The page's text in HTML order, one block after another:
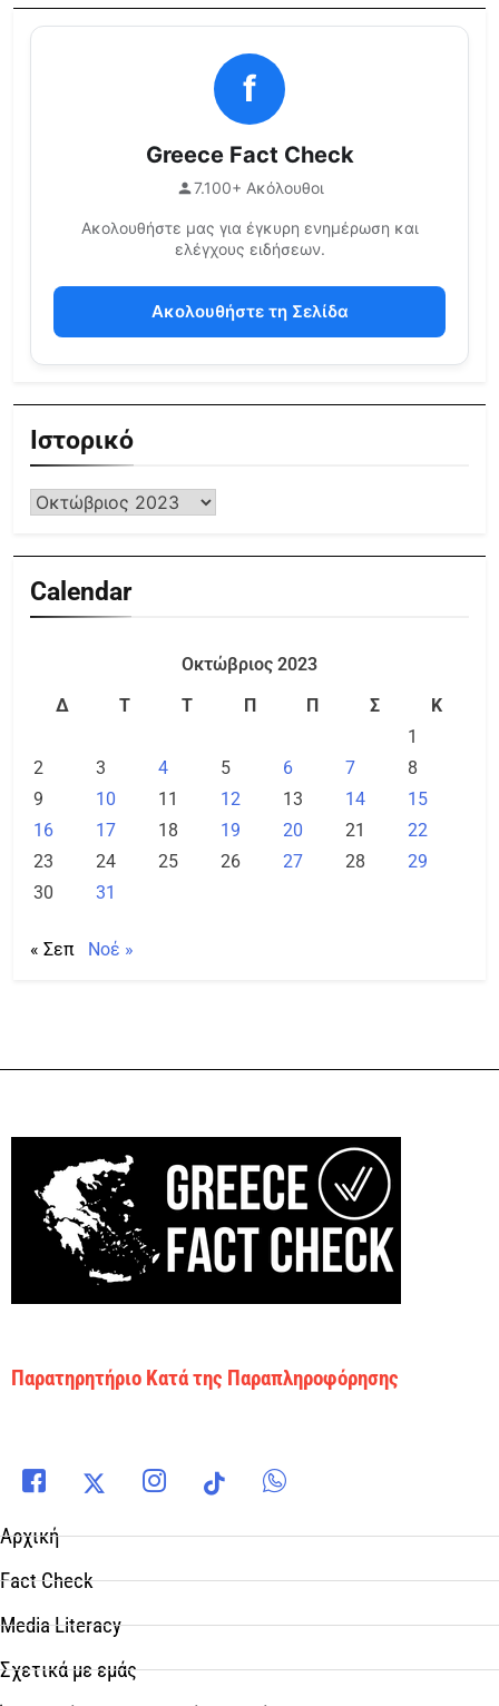
f
Greece Fact Check
7.100+ Ακόλουθοι
Ακολουθήστε μας για έγκυρη ενημέρωση και
ελέγχους ειδήσεων.
Ακολουθήστε τη Σελίδα
Ιστορικό
Calendar
Οκτώβριος 2023
Δ
Τ Τ Π Π Σ
Κ
1
2
3 4 5 6 7
8
9
10 11 12 13 14
15
16
17 18 19 20 21
22
23
24 25 26 27 28
29
30
31
« Σεπ Νοέ »
Παρατηρητήριο Κατά της Παραπληροφόρησης
Αρχική
Fact Check
Media Literacy
Σχετικά με εμάς